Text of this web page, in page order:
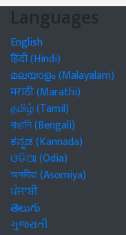
Languages
English
हिंदी (Hindi)
മലയാളം (Malayalam)
मराठी (Marathi)
தமிழ் (Tamil)
বাঙালি (Bengali)
ಕನ್ನಡ (Kannada)
ଓଡିଆ (Odia)
অসমীয়া (Asomiya)
ਪੰਜਾਬੀ
తెలుగు
ગુજરાતી